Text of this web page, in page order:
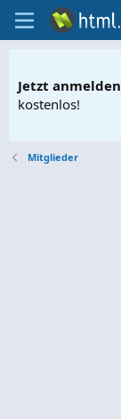
Jetzt anmelden
kostenlos!
Mitglieder